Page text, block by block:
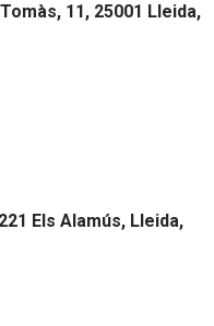
11, 25001 Lleida,
Els Alamús, Lleida,